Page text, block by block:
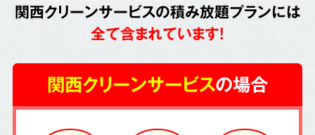
関西クリーンサービスの積み放題プランには
全て含まれています!
関西クリーンサービスの場合